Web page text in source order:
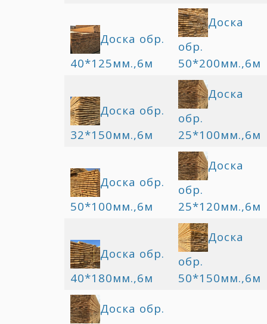
Доска обр.
40*125мм.,6м
Доска
обр.
50*200мм.,6м
Доска обр.
32*150мм.,6м
Доска
обр.
25*100мм.,6м
Доска обр.
50*100мм.,6м
Доска
обр.
25*120мм.,6м
Доска обр.
40*180мм.,6м
Доска
обр.
50*150мм.,6м
Доска обр.